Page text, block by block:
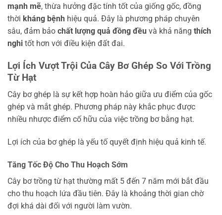
mạnh mẽ, thừa hưởng đặc tính tốt của giống gốc, đồng
thời kháng bệnh hiệu quả. Đây là phương pháp chuyên
sâu, đảm bảo chất lượng quả đồng đều và khả năng thích
nghi tốt hơn với điều kiện đất đai.
Lợi Ích Vượt Trội Của Cây Bơ Ghép So Với Trồng
Từ Hạt
Cây bơ ghép là sự kết hợp hoàn hảo giữa ưu điểm của gốc
ghép và mắt ghép. Phương pháp này khắc phục được
nhiều nhược điểm cố hữu của việc trồng bơ bằng hạt.
Lợi ích của bơ ghép là yếu tố quyết định hiệu quả kinh tế.
Tăng Tốc Độ Cho Thu Hoạch Sớm
Cây bơ trồng từ hạt thường mất 5 đến 7 năm mới bắt đầu
cho thu hoạch lứa đầu tiên. Đây là khoảng thời gian chờ
đợi khá dài đối với người làm vườn.